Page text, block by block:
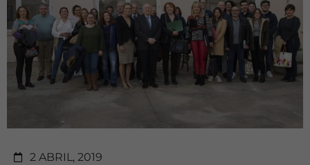
2 ABRIL, 2019